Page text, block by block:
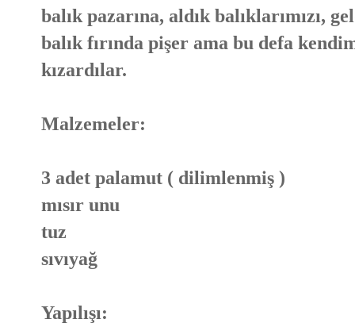
balık pazarına, aldık balıklarımızı,
balık fırında pişer ama bu defa
kızardılar.
Malzemeler:
3 adet palamut ( dilimlenmiş )
mısır unu
tuz
sıvıyağ
Yapılışı: